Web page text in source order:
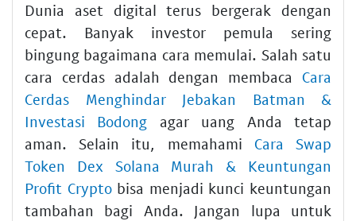
Dunia aset digital terus bergerak dengan
cepat. Banyak investor pemula sering
bingung bagaimana cara memulai. Salah satu
cara cerdas adalah dengan membaca Cara
Cerdas Menghindar Jebakan Batman &
Investasi Bodong agar uang Anda tetap
aman. Selain itu, memahami Cara Swap
Token Dex Solana Murah & Keuntungan
Profit Cryptobisa menjadi kunci keuntungan
tambahan bagi Anda. Jangan lupa untuk